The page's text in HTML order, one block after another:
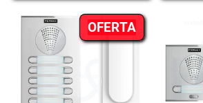
es:
15,13 €.
OFERTAPRODUCTO
EN
OFERTA